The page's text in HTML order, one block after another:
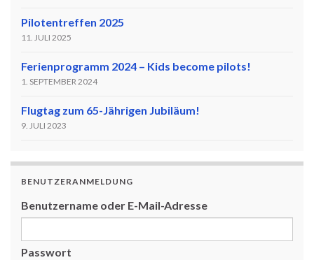
Pilotentreffen 2025
11. JULI 2025
Ferienprogramm 2024 – Kids become pilots!
1. SEPTEMBER 2024
Flugtag zum 65-Jährigen Jubiläum!
9. JULI 2023
BENUTZERANMELDUNG
Benutzername oder E-Mail-Adresse
Passwort